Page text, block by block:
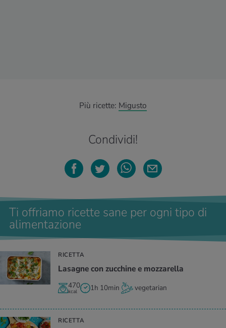
Più ricette: Migusto
Condividi!
Ti offriamo ricette sane per ogni tipo di
alimentazione
RICETTA
Lasagne con zucchine e mozzarella
470
kcal 1h 10min vegetarian
RICETTA